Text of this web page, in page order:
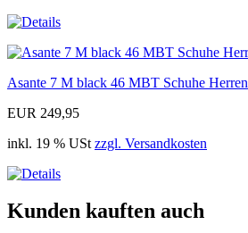
Asante 7 M black 46 MBT Schuhe Herren
EUR 249,95
inkl. 19 % USt zzgl. Versandkosten
Kunden kauften auch